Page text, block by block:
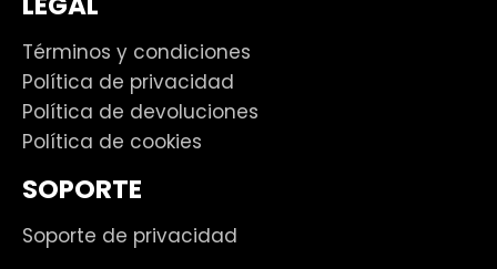
Términos y condiciones
Política de privacidad
Política de devoluciones
Política de cookies
SOPORTE
Soporte de privacidad